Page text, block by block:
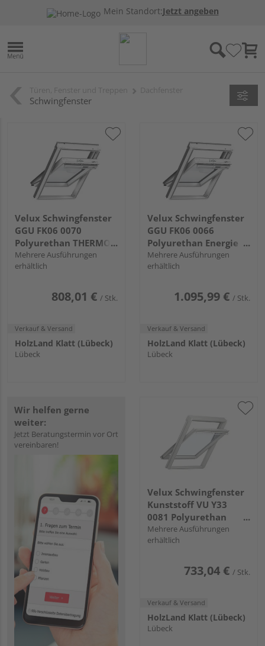
Mein Standort:Jetzt angeben
Schwingfenster
Velux Schwingfenster
GGU FK06 0070
Polyurethan THERMO
Alu 66x118
Mehrere Ausführungen
erhältlich
808,01 € / Stk.
Verkauf & Versand
HolzLand Klatt (Lübeck)
Lübeck
Velux Schwingfenster
GGU FK06 0066
Polyurethan Energie
PLUS Alu 66x118
Mehrere Ausführungen
erhältlich
1.095,99 € / Stk.
Verkauf & Versand
HolzLand Klatt (Lübeck)
Lübeck
Wir helfen gerne
weiter:
Jetzt Beratungstermin vor Ort
vereinbaren!
Velux Schwingfenster
Kunststoff VU Y33
0081 Polyurethan
Energie Austausch Alu
65x104
Mehrere Ausführungen
erhältlich
733,04 € / Stk.
Verkauf & Versand
HolzLand Klatt (Lübeck)
Lübeck